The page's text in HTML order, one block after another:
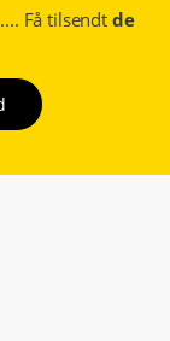
Få tilsendt de